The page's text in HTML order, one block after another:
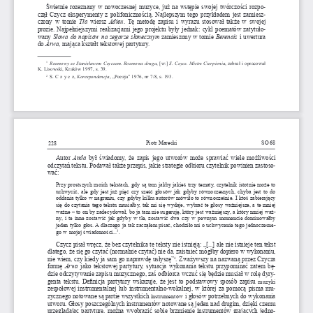
Świetnie rozeznany w nowoczesnej muzyce, już na wstępie swojej twórczości rozpo-
czął Czycz eksperymenty z polifonicznością. Najlepszym tego przykładem jest zamiesz-
czony  w  tomie Tła
  wiersz
Adieu. Tę  metodę  zapisu  i  wyrazu  stosował  także  w  swojej
prozie. Najpełniejszymi realizacjami jego projektu były jednak: cykl poematów zatytuło-
wany Słowa do napisów na zegarze słonecznym zamieszony w tomie Berenais
  i  uwertura
do Arwa , mająca kształt tekstowej partytury.
1 Rozmowy ze Stanisławem Czyczem. Rozmowa druga, [w:] S. Czycz. Mistrz Cierpienia, zebrał i opracował
K. Lisowski, Kraków 1997, s. 39.
2
  S. C z y c z,
Korespondencja, „Poezja” 1976, nr 7/8, s. 193.
Piotr Marecki
228 SO 68
Autor Anda był  świadomy,  że  zapis  jego  utworów  może  sprawiać  wiele  możliwości
odczytań tekstu. Podawał także przepis, jakie strategie odbioru czytelnik powinien zastoso-
wać:
Przy prostszych moich tekstach, gdy są tam jakby jakieś trzy tematy, czytelnik istotnie może to
uchwycić, ale gdy jest już pięć czy sześć głosów jak gdyby równoczesnych, chyba jest to do
oddania tylko w nagraniu, czy gdyby kilku autorów mówiło to równocześnie. I ktoś zabierający
się do czytania tego tekstu musiałby, tak mi się wydaje, wybrać te głosy ważniejsze, a te mniej
ważne – to on by zadecydował, bo ja tam nie sugeruję, który jest ważniejszy, a który mniej waż-
ny, i te inne zostawić jak gdyby w tle, zostawić dwa czy w pewnym momencie dominowałby
jeden tylko głos. A dlaczego ja tak zacząłem pisać, chodziło mi o uchwycenie tego jednoczesne-
go w mojej świadomości...3
Czycz pisał wręcz, że bez czytelnika te teksty nie istnieją: „[...] ale nie istnieje ten tekst
dlatego, że się go czytać (normalnie czytać) nie da, zaistnieć mógłby dopiero w wykonaniu,
nie wiem, czy kiedy ja sam go naprawdę usłyszę”4
. Zważywszy na nazwaną przez Czycza
formę Arwa jako tekstowej partytury, sytuacja wykonania tekstu przypominać zatem bę-
dzie odczytywanie zapisu muzycznego, zaś odbiorca wczuć się będzie musiał w rolę dyry-
genta tekstu. Definicja partytury wskazuje, że jest to podstawowy sposób zapisu muzyki
zespołowej instrumentalnej lub instrumentalno-wokalnej, w której za pomocą pisma mu-
zycznego notowane są partie wszystkich instrumentów i głosów potrzebnych do wykonania
utworu. Głosy poszczególnych instrumentów notowane są jeden nad drugim, dzięki czemu
przeglądając partyturę, można wyobrazić sobie brzmienie instrumentów grających jedno-